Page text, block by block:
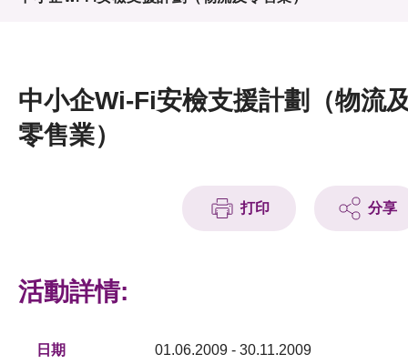
新聞中心
中小企Wi-Fi安檢支援計劃（物流
零售業）
打印 分享
活動詳情:
日期 01.06.2009 - 30.11.2009